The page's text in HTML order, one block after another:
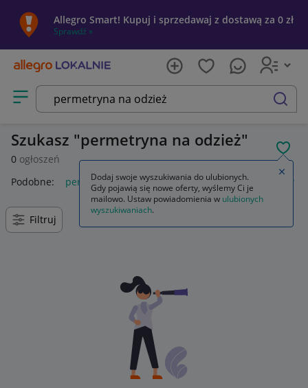
Allegro Smart! Kupuj i sprzedawaj z dostawą za 0 zł
Sprawdź »
Otwórz menu z kategoriami
szukaj
Szukasz permetryna na odzież
0 ogłoszeń
Podobne: permetryna na odzież spray permetryna zestaw
Filtruj
Dodaj swoje wyszukiwania do ulubionych.
Gdy pojawią się nowe oferty, wyślemy Ci je
mailowo. Ustaw powiadomienia w ulubionych
wyszukiwaniach.